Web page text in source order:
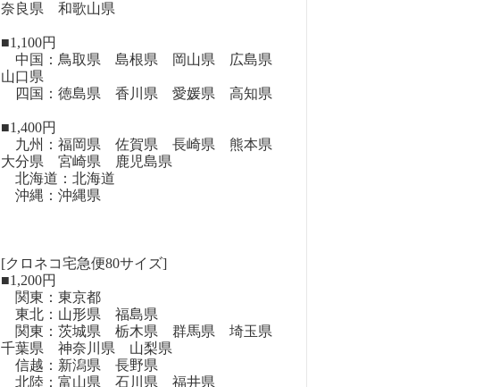
奈良県 和歌山県
■1,100円
中国：鳥取県 島根県 岡山県 広島県
山口県
四国：徳島県 香川県 愛媛県 高知県
■1,400円
九州：福岡県 佐賀県 長崎県 熊本県
大分県 宮崎県 鹿児島県
北海道：北海道
沖縄：沖縄県
[クロネコ宅急便80サイズ]
■1,200円
関東：東京都
東北：山形県 福島県
関東：茨城県 栃木県 群馬県 埼玉県
千葉県 神奈川県 山梨県
信越：新潟県 長野県
北陸：富山県 石川県 福井県